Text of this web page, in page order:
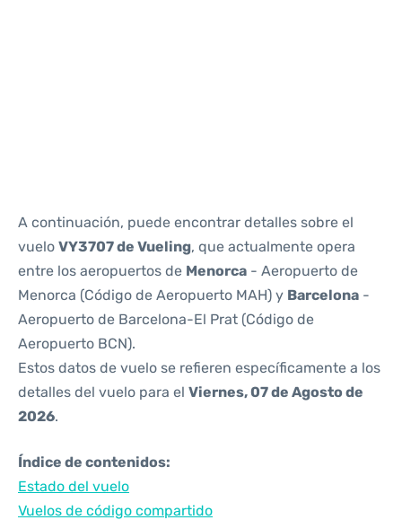
A continuación, puede encontrar detalles sobre el
vuelo VY3707 de Vueling, que actualmente opera
entre los aeropuertos de Menorca - Aeropuerto de
Menorca (Código de Aeropuerto MAH) y Barcelona -
Aeropuerto de Barcelona-El Prat (Código de
Aeropuerto BCN).
Estos datos de vuelo se refieren específicamente a los
detalles del vuelo para el Viernes, 07 de Agosto de
2026.
Índice de contenidos:
Estado del vuelo
Vuelos de código compartido